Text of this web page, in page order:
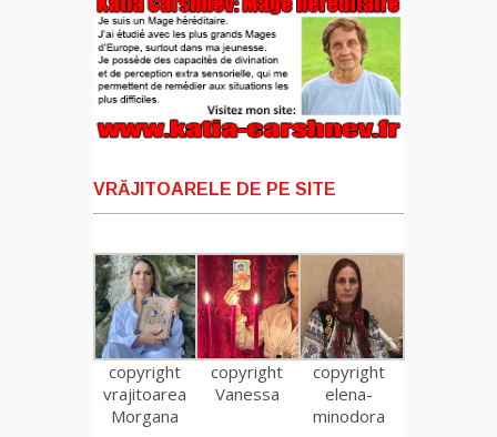
VRĂJITOARELE DE PE SITE
copyright
vrajitoarea
Morgana
copyright
Vanessa
copyright
elena-
minodora